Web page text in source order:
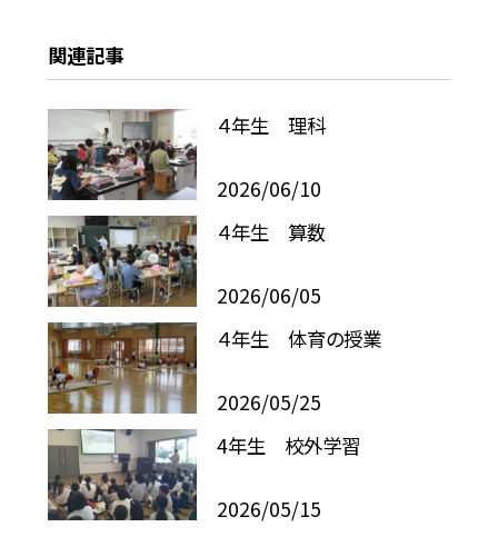
関連記事
４年生 理科
2026/06/10
４年生 算数
2026/06/05
４年生 体育の授業
2026/05/25
4年生 校外学習
2026/05/15